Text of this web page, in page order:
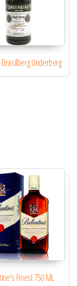
era:
Underberg
Finest 750 ML